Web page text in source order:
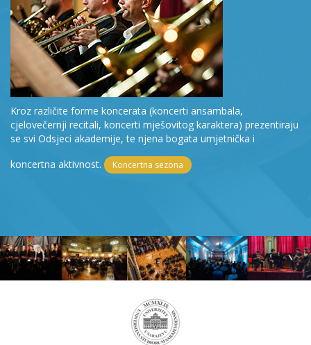
Kroz različite forme koncerata (koncerti ansambala,
cjelovečernji recitali, koncerti mješovitog karaktera) prezentiraju
se svi Odsjeci akademije, te njena bogata umjetnička i
koncertna aktivnost.
Koncertna sezona